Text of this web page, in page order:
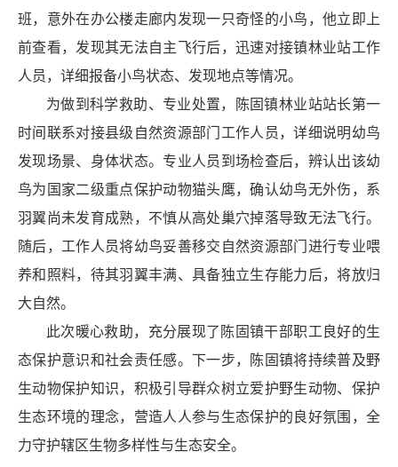
班，意外在办公楼走廊内发现一只奇怪的小鸟，他立即上
前查看，发现其无法自主飞行后，迅速对接镇林业站工作
人员，详细报备小鸟状态、发现地点等情况。
为做到科学救助、专业处置，陈固镇林业站站长第一
时间联系对接县级自然资源部门工作人员，详细说明幼鸟
发现场景、身体状态。专业人员到场检查后，辨认出该幼
鸟为国家二级重点保护动物猫头鹰，确认幼鸟无外伤，系
羽翼尚未发育成熟，不慎从高处巢穴掉落导致无法飞行。
随后，工作人员将幼鸟妥善移交自然资源部门进行专业喂
养和照料，待其羽翼丰满、具备独立生存能力后，将放归
大自然。
此次暖心救助，充分展现了陈固镇干部职工良好的生
态保护意识和社会责任感。下一步，陈固镇将持续普及野
生动物保护知识，积极引导群众树立爱护野生动物、保护
生态环境的理念，营造人人参与生态保护的良好氛围，全
力守护辖区生物多样性与生态安全。